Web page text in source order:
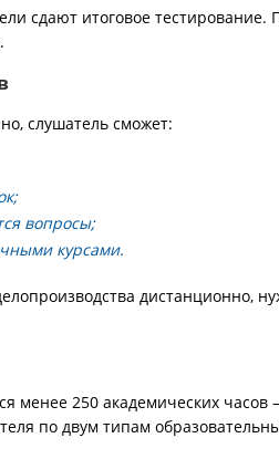
сдают итоговое
слушатель сможет:
вопросы;
курсами.
дистанционно,
менее 250 академических
по двум типам